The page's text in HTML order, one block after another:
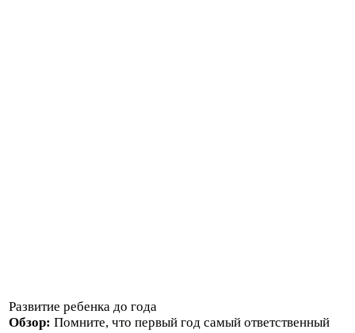
Развитие ребенка до года
Обзор: Помните, что первый год самый ответственный